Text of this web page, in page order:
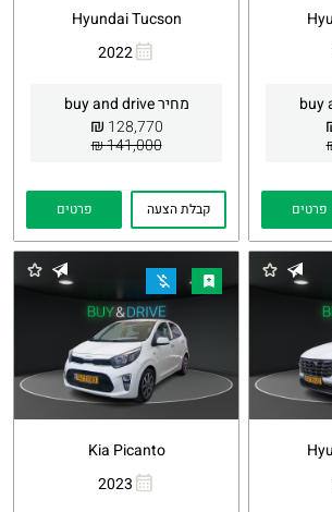
פרטים
Hyundai Tucson
2022
מחיר buy and drive
128,770
₪
141,000 ₪
Whatsapp
קבלת הצעה פרטים
Kia Picanto
2023
Whatsapp